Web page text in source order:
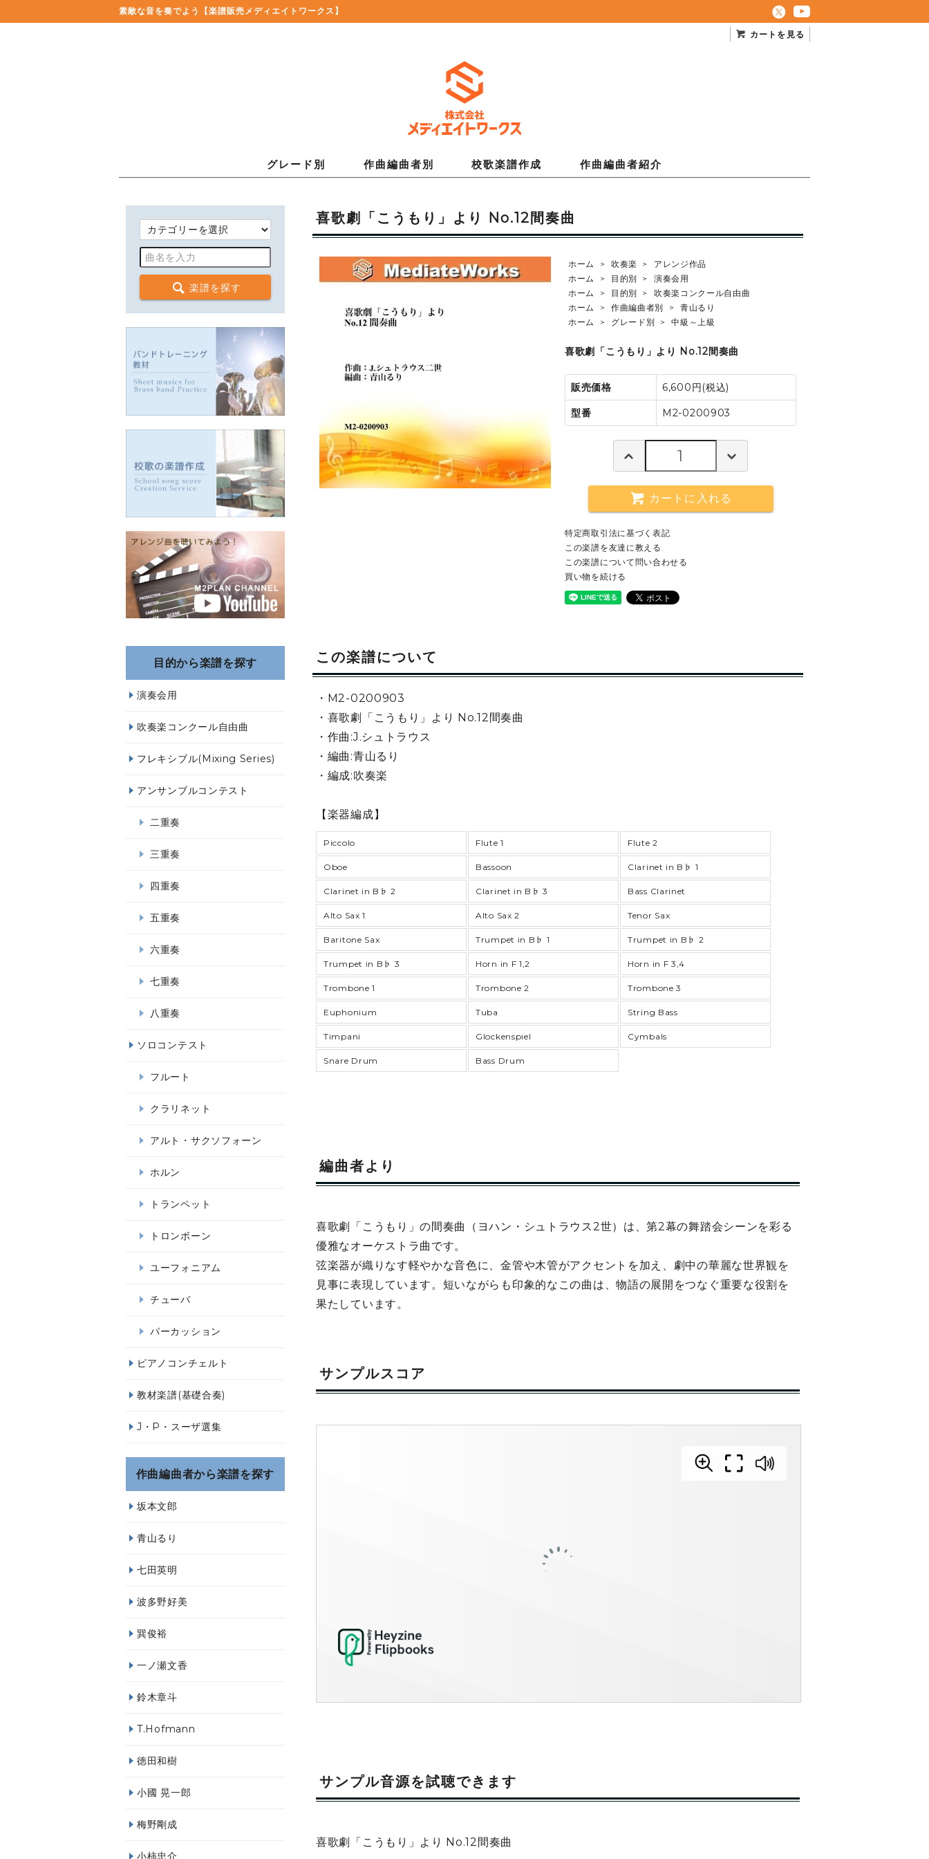
素敵な音を奏でよう 【楽譜販売メディエイトワークス】
カートを見る
グレード別 作曲編曲者別 校歌楽譜作成 作曲編曲者紹介
喜歌劇「こうもり」より No.12間奏曲
ホーム > 吹奏楽 >
アレンジ作品
ホーム
> 目的別 >
演奏会用
ホーム
> 目的別 >
吹奏楽コンクール自由曲
ホーム
> 作曲編曲者別 >
青山るり
ホーム
> グレード別 > 中級～上級
喜歌劇「こうもり」より No.12間奏曲
販売価格 6,600円(税込)
型番 M2-0200903
カートに入れる
特定商取引法に基づく表記
この楽譜を友達に教える
この楽譜について問い合わせる
買い物を続ける
この楽譜について
・M2-0200903
・喜歌劇「こうもり」より No.12間奏曲
・作曲:J.シュトラウス
・編曲:青山るり
・編成:吹奏楽
【楽器編成】
Piccolo Flute 1 Flute 2
Oboe Bassoon Clarinet in B♭ 1
Clarinet in B♭ 2 Clarinet in B♭ 3 Bass Clarinet
Alto Sax 1 Alto Sax 2 Tenor Sax
Baritone Sax Trumpet in B♭ 1 Trumpet in B♭ 2
Trumpet in B♭ 3 Horn in F 1,2 Horn in F 3,4
Trombone 1 Trombone 2 Trombone 3
Euphonium Tuba String Bass
Timpani Glockenspiel Cymbals
Snare Drum Bass Drum
編曲者より
喜歌劇「こうもり」の間奏曲（ヨハン・シュトラウス2世）は、第2幕の舞踏会シーンを彩る
優雅なオーケストラ曲です。
弦楽器が織りなす軽やかな音色に、金管や木管がアクセントを加え、劇中の華麗な世界観を
見事に表現しています。短いながらも印象的なこの曲は、物語の展開をつなぐ重要な役割を
果たしています。
サンプルスコア
サンプル音源を試聴できます
喜歌劇「こうもり」より No.12間奏曲
楽譜を探す
目的から楽譜を探す
演奏会用
吹奏楽コンクール自由曲
フレキシブル(Mixing Series)
アンサンブルコンテスト
二重奏
三重奏
四重奏
五重奏
六重奏
七重奏
八重奏
ソロコンテスト
フルート
クラリネット
アルト・サクソフォーン
ホルン
トランペット
トロンボーン
ユーフォニアム
チューバ
パーカッション
ピアノコンチェルト
教材楽譜(基礎合奏)
J・P・スーザ選集
作曲編曲者から楽譜を探す
坂本文郎
青山るり
七田英明
波多野好美
巽俊裕
一ノ瀬文香
鈴木章斗
T.Hofmann
徳田和樹
小國 晃一郎
梅野剛成
小柿忠介